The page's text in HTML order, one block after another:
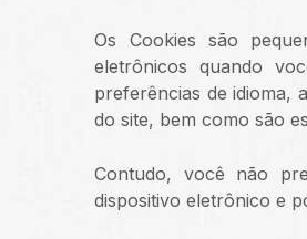
Os Cookies são
eletrônicos quando
preferências de idioma,
do site, bem como são
Contudo, você não
dispositivo eletrônico e